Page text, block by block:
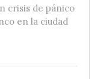
crisis de pánico
en la ciudad